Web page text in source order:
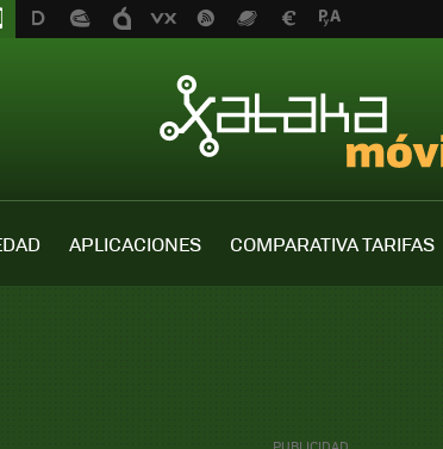
APLICACIONES COMPARATIVA TARIFAS